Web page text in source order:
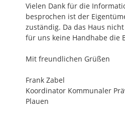
Vielen Dank für die
besprochen ist der
zuständig. Da das Haus
für uns keine Handhabe die
Mit freundlichen Grüßen
Frank Zabel
Koordinator Kommunaler
Plauen